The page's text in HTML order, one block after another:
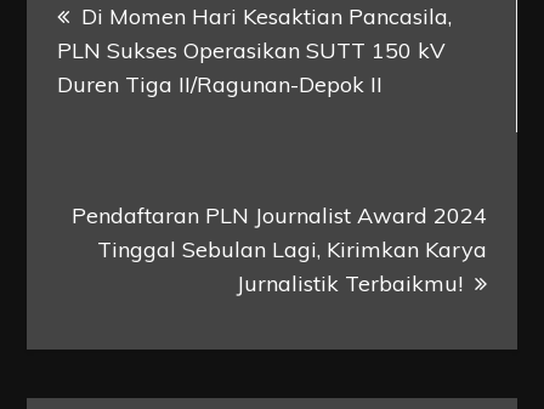
navigation
Di Momen Hari Kesaktian Pancasila,
PLN Sukses Operasikan SUTT 150 kV
Duren Tiga II/Ragunan-Depok II
Pendaftaran PLN Journalist Award 2024
Tinggal Sebulan Lagi, Kirimkan Karya
Jurnalistik Terbaikmu!